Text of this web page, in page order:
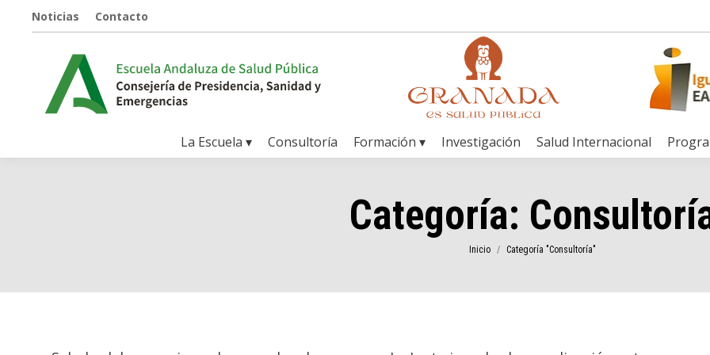
Noticias Contacto
La Escuela ▾ Consultoría Formación ▾ Investigación Salud Internacional
Categoría:
Estás aquí:
Inicio Categoría "Consultoría"